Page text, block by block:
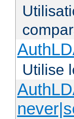
Utilise